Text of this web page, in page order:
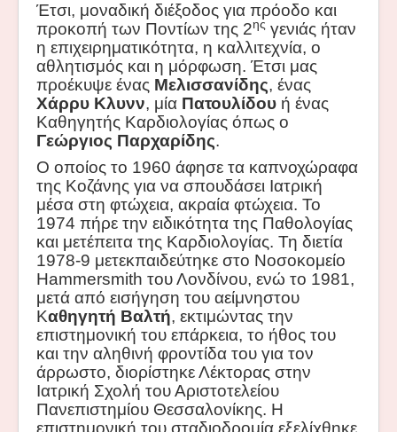
Έτσι, μοναδική διέξοδος για πρόοδο και
προκοπή των Ποντίων της 2ης γενιάς ήταν
η επιχειρηματικότητα, η καλλιτεχνία, ο
αθλητισμός και η μόρφωση. Έτσι μας
προέκυψε ένας Μελισσανίδης, ένας
Χάρρυ Κλυνν, μία Πατουλίδου ή ένας
Καθηγητής Καρδιολογίας όπως ο
Γεώργιος Παρχαρίδης.
Ο οποίος το 1960 άφησε τα καπνοχώραφα
της Κοζάνης για να σπουδάσει Ιατρική
μέσα στη φτώχεια, ακραία φτώχεια. Το
1974 πήρε την ειδικότητα της Παθολογίας
και μετέπειτα της Καρδιολογίας. Τη διετία
1978-9 μετεκπαιδεύτηκε στο Νοσοκομείο
Hammersmith του Λονδίνου, ενώ το 1981,
μετά από εισήγηση του αείμνηστου
Καθηγητή Βαλτή, εκτιμώντας την
επιστημονική του επάρκεια, το ήθος του
και την αληθινή φροντίδα του για τον
άρρωστο, διορίστηκε Λέκτορας στην
Ιατρική Σχολή του Αριστοτελείου
Πανεπιστημίου Θεσσαλονίκης. Η
επιστημονική του σταδιοδρομία εξελίχθηκε